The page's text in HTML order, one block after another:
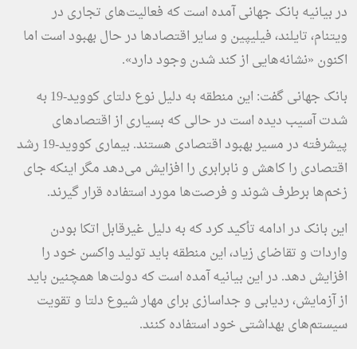
در بیانیه بانک جهانی آمده است که فعالیت‌های تجاری در
ویتنام، تایلند، فیلیپین و سایر اقتصادها در حال بهبود است اما
اکنون «نشانه‌هایی از کند شدن وجود دارد».
بانک جهانی گفت: این منطقه به دلیل نوع دلتای کووید-19 به
شدت آسیب دیده است در حالی که بسیاری از اقتصادهای
پیشرفته در مسیر بهبود اقتصادی هستند. بیماری کووید-19 رشد
اقتصادی را کاهش و نابرابری را افزایش می‌دهد مگر اینکه جای
زخم‌ها برطرف شوند و فرصت‌ها مورد استفاده قرار گیرند.
این بانک در ادامه تأکید کرد که به دلیل غیرقابل اتکا بودن
واردات و تقاضای زیاد، این منطقه باید تولید واکسن خود را
افزایش دهد. در این بیانیه آمده است که دولت‌ها همچنین باید
از آزمایش، ردیابی و جداسازی برای مهار شیوع دلتا و تقویت
سیستم‌های بهداشتی خود استفاده کنند.